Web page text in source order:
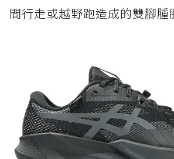
間行走或越野跑造成的雙腳腫